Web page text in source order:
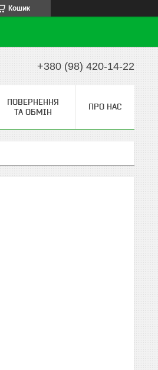
Кошик
+380 (98) 420-14-22
ПОВЕРНЕННЯ
ТА ОБМІН
ПРО НАС